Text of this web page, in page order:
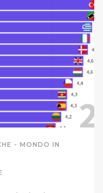
- MONDO IN